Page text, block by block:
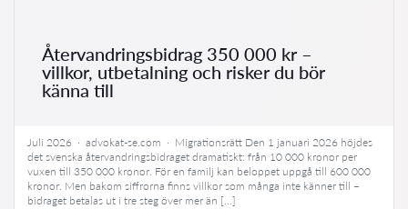
Återvandringsbidrag 350 000 kr –
villkor, utbetalning och risker du bör
känna till
Juli 2026 · advokat-se.com · Migrationsrätt Den 1 januari 2026 höjdes
det svenska återvandringsbidraget dramatiskt: från 10 000 kronor per
vuxen till 350 000 kronor. För en familj kan beloppet uppgå till 600 000
kronor. Men bakom siffrorna finns villkor som många inte känner till –
bidraget betalas ut i tre steg över mer än […]